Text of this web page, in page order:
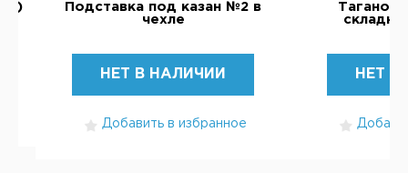
Подставка под казан №2 в
чехле
НЕТ В НАЛИЧИИ
Добавить в избранное
Таганок
НЕТ В